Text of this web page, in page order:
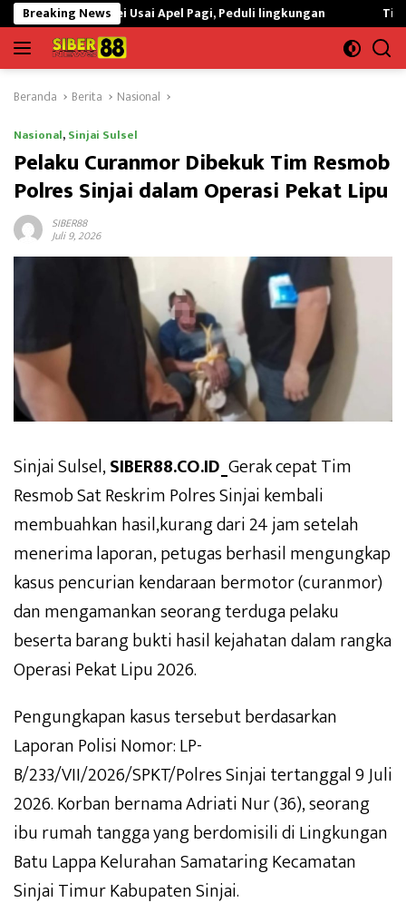
Langsung
ke
konten
Breaking News
Usai Apel Pagi, Peduli lingkungan Tingkatkan
Beranda Berita Nasional
Nasional,Sinjai Sulsel
Pelaku Curanmor Dibekuk Tim Resmob
Polres Sinjai dalam Operasi Pekat Lipu
SIBER88
Juli 9, 2026
Sinjai Sulsel,SIBER88.CO.ID_Gerak cepat Tim
Resmob Sat Reskrim Polres Sinjai kembali
membuahkan hasil,kurang dari 24 jam setelah
menerima laporan, petugas berhasil mengungkap
kasus pencurian kendaraan bermotor (curanmor)
dan mengamankan seorang terduga pelaku
beserta barang bukti hasil kejahatan dalam rangka
Operasi Pekat Lipu 2026.
Pengungkapan kasus tersebut berdasarkan
Laporan Polisi Nomor: LP-
B/233/VII/2026/SPKT/Polres Sinjai tertanggal 9 Juli
2026. Korban bernama Adriati Nur (36), seorang
ibu rumah tangga yang berdomisili di Lingkungan
Batu Lappa Kelurahan Samataring Kecamatan
Sinjai Timur Kabupaten Sinjai.